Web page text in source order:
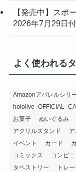
【発売中】スポ
2026年7月29日
よく使われる
Amazonアパレルシリ
お菓子
ぬいぐるみ
アクリルスタンド
イベント
カード
コミックス
コンビニ
タペストリー
トレ